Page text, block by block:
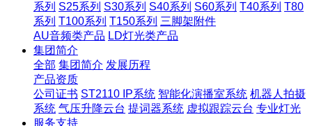
系列 S25系列 S30系列 S40系列 S60系列 T40系列 T80
系列 T100系列 T150系列 三脚架附件
AU音频类产品 LD灯光类产品
集团简介
全部 集团简介 发展历程
产品资质
公司证书 ST2110 IP系统 智能化演播室系统 机器人拍摄
系统 气压升降云台 提词器系统 虚拟跟踪云台 专业灯光
服务支持